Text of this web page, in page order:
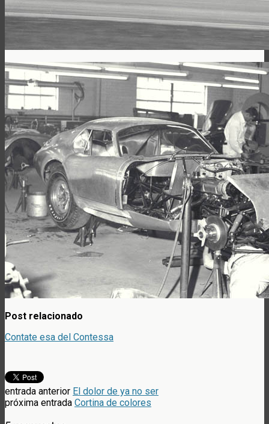
Post relacionado
Contate esa del Contessa
entrada anterior El dolor de ya no ser
próxima entrada Cortina de colores